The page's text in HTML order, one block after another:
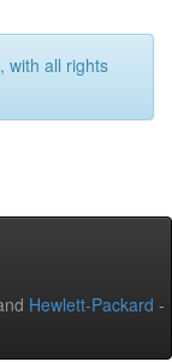
with all rights
Hewlett-Packard -